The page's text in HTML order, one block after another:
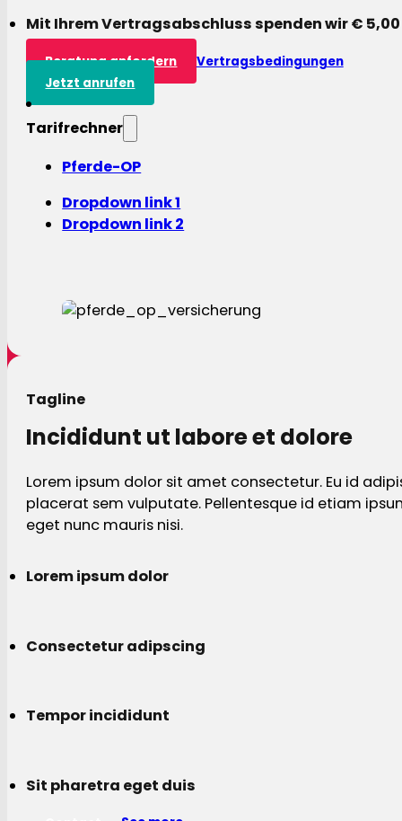
Mit Ihrem Vertragsabschluss spenden wir €
Beratung anfordern
Vertragsbedingungen
Jetzt anrufen
Tarifrechner
Pferde-OP
Dropdown link 1
Dropdown link 2
Tagline
Incididunt ut labore et dolore
Lorem ipsum dolor sit amet consectetur. Eu id
placerat sem vulputate. Pellentesque id etiam
eget nunc mauris nisi.
Lorem ipsum dolor
Consectetur adipscing
Tempor incididunt
Sit pharetra eget duis